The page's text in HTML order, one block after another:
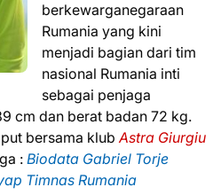
berkewarganegaraan
Rumania yang kini
menjadi bagian dari tim
nasional Rumania inti
sebagai penjaga
cm dan berat badan 72 kg.
bersama klubAstra Giurgiu
:Biodata Gabriel Torje
Timnas Rumania